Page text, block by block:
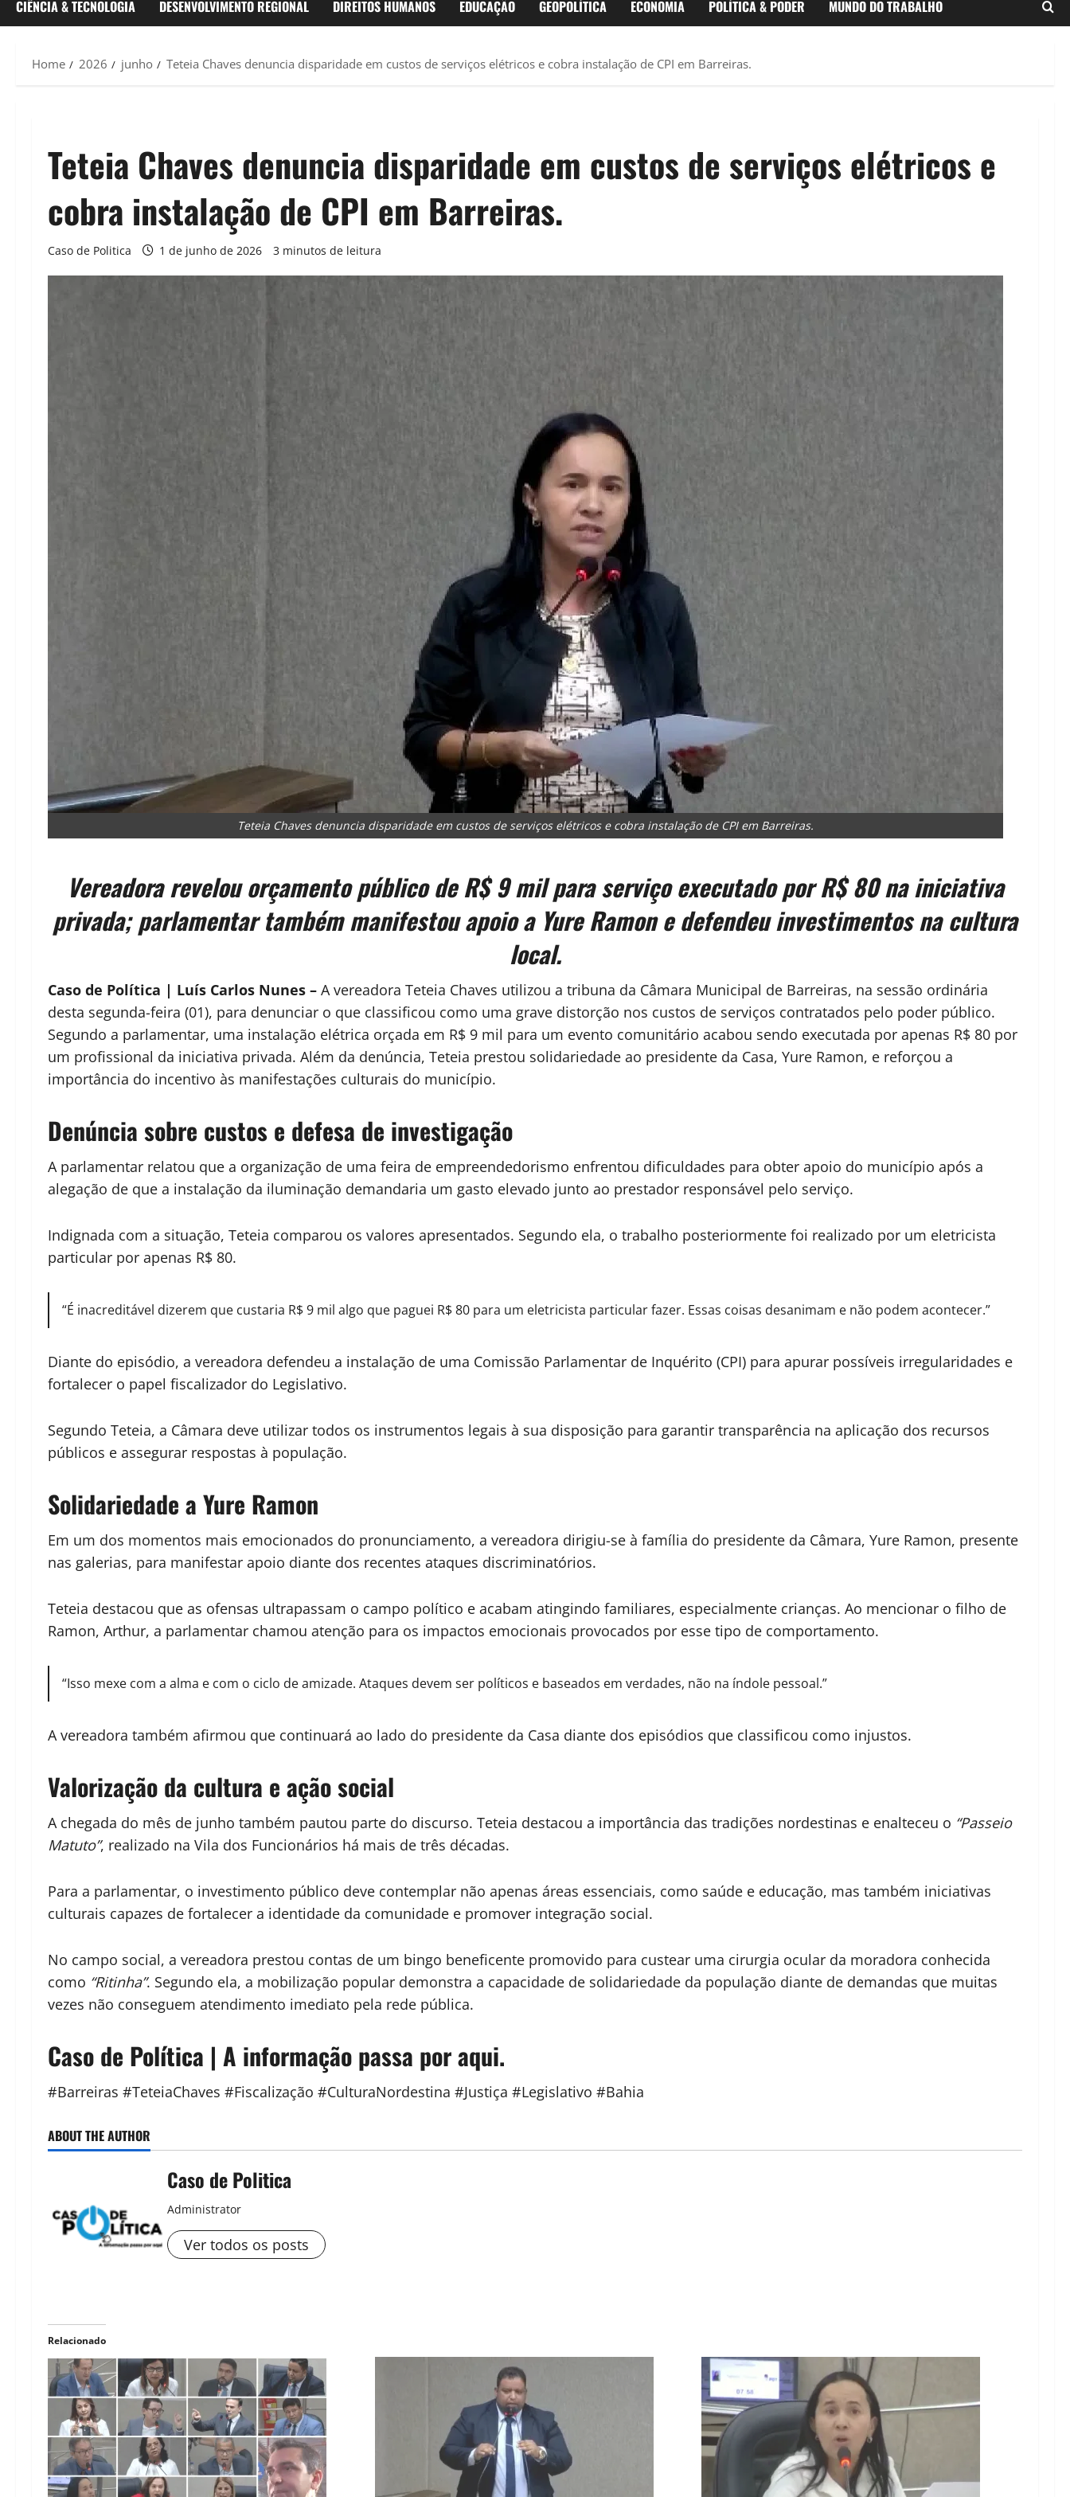
CIÊNCIA & TECNOLOGIA DESENVOLVIMENTO REGIONAL DIREITOS HUMANOS EDUCAÇÃO GEOPOLÍTICA ECONOMIA POLÍTICA & PODER MUNDO DO TRABALHO
Home 2026 junho Teteia Chaves denuncia disparidade em custos de serviços elétricos e cobra instalação de CPI em Barreiras.
Teteia Chaves denuncia disparidade em custos de serviços elétricos e
cobra instalação de CPI em Barreiras.
Caso de Politica 1 de junho de 2026 3 minutos de leitura
Teteia Chaves denuncia disparidade em custos de serviços elétricos e cobra instalação de CPI em Barreiras.
Vereadora revelou orçamento público de R$ 9 mil para serviço executado por R$ 80 na iniciativa
privada; parlamentar também manifestou apoio a Yure Ramon e defendeu investimentos na cultura
local.
Caso de Política | Luís Carlos Nunes – A vereadora Teteia Chaves utilizou a tribuna da Câmara Municipal de Barreiras, na sessão ordinária
desta segunda-feira (01), para denunciar o que classificou como uma grave distorção nos custos de serviços contratados pelo poder público.
Segundo a parlamentar, uma instalação elétrica orçada em R$ 9 mil para um evento comunitário acabou sendo executada por apenas R$ 80 por
um profissional da iniciativa privada. Além da denúncia, Teteia prestou solidariedade ao presidente da Casa, Yure Ramon, e reforçou a
importância do incentivo às manifestações culturais do município.
Denúncia sobre custos e defesa de investigação
A parlamentar relatou que a organização de uma feira de empreendedorismo enfrentou dificuldades para obter apoio do município após a
alegação de que a instalação da iluminação demandaria um gasto elevado junto ao prestador responsável pelo serviço.
Indignada com a situação, Teteia comparou os valores apresentados. Segundo ela, o trabalho posteriormente foi realizado por um eletricista
particular por apenas R$ 80.
“É inacreditável dizerem que custaria R$ 9 mil algo que paguei R$ 80 para um eletricista particular fazer. Essas coisas desanimam e não podem acontecer.”
Diante do episódio, a vereadora defendeu a instalação de uma Comissão Parlamentar de Inquérito (CPI) para apurar possíveis irregularidades e
fortalecer o papel fiscalizador do Legislativo.
Segundo Teteia, a Câmara deve utilizar todos os instrumentos legais à sua disposição para garantir transparência na aplicação dos recursos
públicos e assegurar respostas à população.
Solidariedade a Yure Ramon
Em um dos momentos mais emocionados do pronunciamento, a vereadora dirigiu-se à família do presidente da Câmara, Yure Ramon, presente
nas galerias, para manifestar apoio diante dos recentes ataques discriminatórios.
Teteia destacou que as ofensas ultrapassam o campo político e acabam atingindo familiares, especialmente crianças. Ao mencionar o filho de
Ramon, Arthur, a parlamentar chamou atenção para os impactos emocionais provocados por esse tipo de comportamento.
“Isso mexe com a alma e com o ciclo de amizade. Ataques devem ser políticos e baseados em verdades, não na índole pessoal.”
A vereadora também afirmou que continuará ao lado do presidente da Casa diante dos episódios que classificou como injustos.
Valorização da cultura e ação social
A chegada do mês de junho também pautou parte do discurso. Teteia destacou a importância das tradições nordestinas e enalteceu o “Passeio
Matuto”, realizado na Vila dos Funcionários há mais de três décadas.
Para a parlamentar, o investimento público deve contemplar não apenas áreas essenciais, como saúde e educação, mas também iniciativas
culturais capazes de fortalecer a identidade da comunidade e promover integração social.
No campo social, a vereadora prestou contas de um bingo beneficente promovido para custear uma cirurgia ocular da moradora conhecida
como “Ritinha”. Segundo ela, a mobilização popular demonstra a capacidade de solidariedade da população diante de demandas que muitas
vezes não conseguem atendimento imediato pela rede pública.
Caso de Política | A informação passa por aqui.
#Barreiras #TeteiaChaves #Fiscalização #CulturaNordestina #Justiça #Legislativo #Bahia
ABOUT THE AUTHOR
Caso de Politica
Administrator
Ver todos os posts
Relacionado